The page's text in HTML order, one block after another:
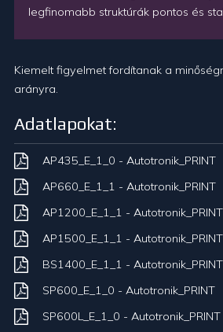
legfinomabb struktúrák pontos és
Kiemelt figyelmet fordítanak a
arányra.
Adatlapokat:
AP435_E_1_0 - Autotronik_PRINT
AP660_E_1_1 - Autotronik_PRINT
AP1200_E_1_1 - Autotronik_PRINT
AP1500_E_1_1 - Autotronik_PRINT
BS1400_E_1_1 - Autotronik_PRINT
SP600_E_1_0 - Autotronik_PRINT
SP600L_E_1_0 - Autotronik_PRINT